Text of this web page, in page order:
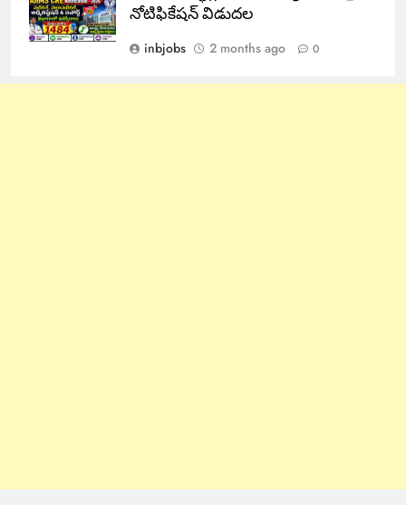
నోటిఫికేషన్ విడుదల
inbjobs
2 months ago 0